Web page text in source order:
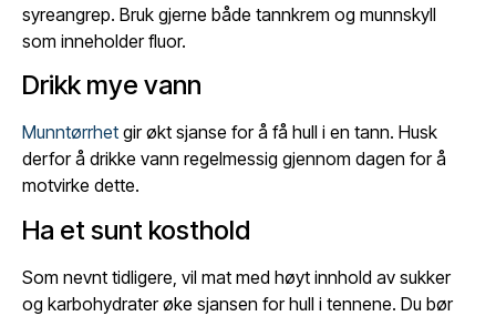
syreangrep. Bruk gjerne både tannkrem og munnskyll
som inneholder fluor.
Drikk mye vann
Munntørrhet gir økt sjanse for å få hull i en tann. Husk
derfor å drikke vann regelmessig gjennom dagen for å
motvirke dette.
Ha et sunt kosthold
Som nevnt tidligere, vil mat med høyt innhold av sukker
og karbohydrater øke sjansen for hull i tennene. Du bør